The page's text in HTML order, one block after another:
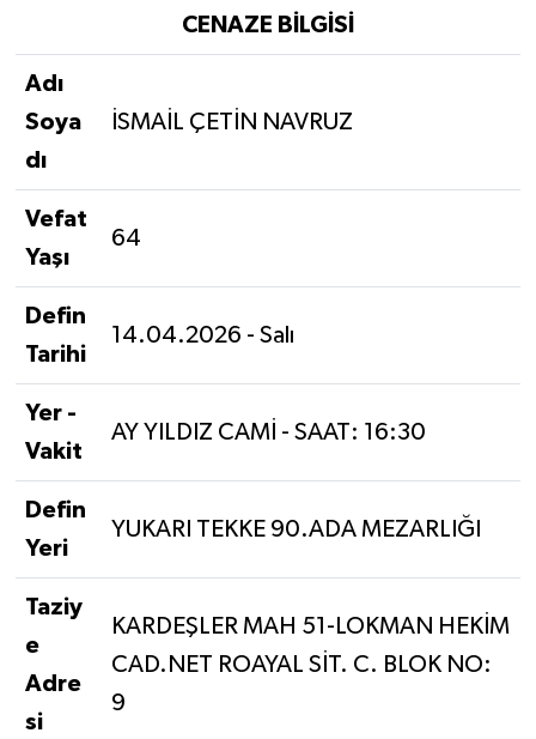
CENAZE BİLGİSİ
Adı
Soya
dı
İSMAİL ÇETİN NAVRUZ
Vefat
Yaşı
64
Defin
Tarihi
14.04.2026 - Salı
Yer -
Vakit
AY YILDIZ CAMİ - SAAT: 16:30
Defin
Yeri
YUKARI TEKKE 90.ADA MEZARLIĞI
Taziy
e
Adre
si
KARDEŞLER MAH 51-LOKMAN HEKİM
CAD.NET ROAYAL SİT. C. BLOK NO:
9